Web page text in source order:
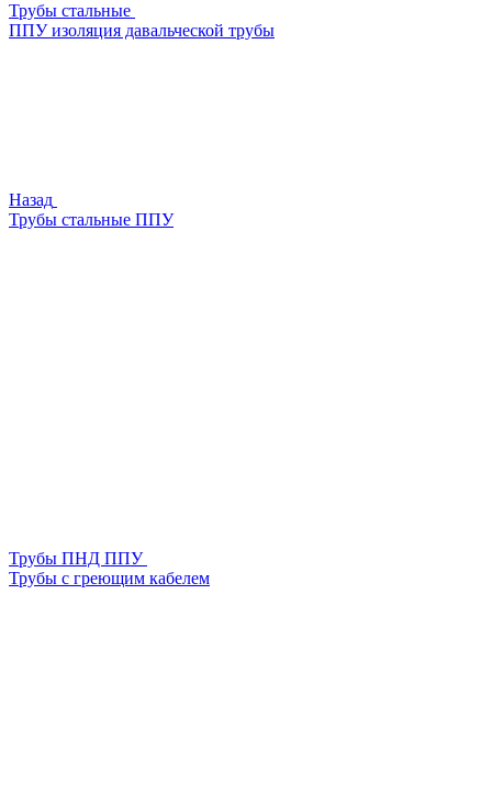
Трубы стальные
ППУ изоляция давальческой трубы
Назад
Трубы стальные ППУ
Трубы ПНД ППУ
Трубы с греющим кабелем